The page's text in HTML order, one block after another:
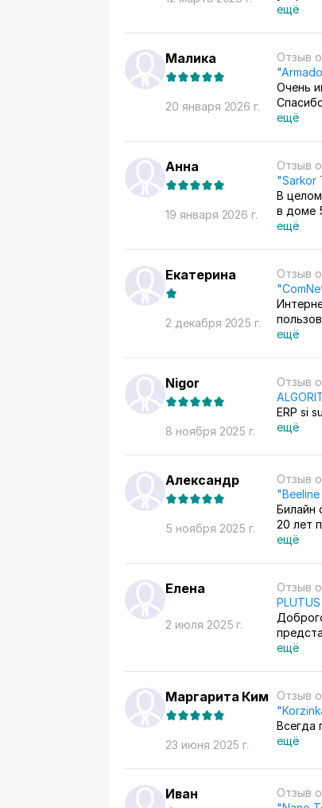
ещё
Малика
20 января 2026 г.
Отзыв
Очень
ещё
Анна
19 января 2026 г.
Отзыв
"Sarkor
В
в доме
ещё
Екатерина
2 декабря 2025 г.
Отзыв
ещё
Nigor
8 ноября 2025 г.
Отзыв
ERP si
ещё
Александр
5 ноября 2025 г.
Отзыв
Билайн
20 лет
ещё
Елена
2 июля 2025 г.
Отзыв
ещё
Маргарита Ким
23 июня 2025 г.
Отзыв
Всегда
ещё
Иван
Отзыв